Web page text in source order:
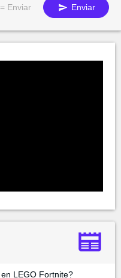
Enviar Enviar
LEGO Fortnite?